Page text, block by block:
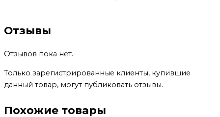
Отзывы
Отзывов пока нет.
Только зарегистрированные клиенты, купившие
данный товар, могут публиковать отзывы.
Похожие товары